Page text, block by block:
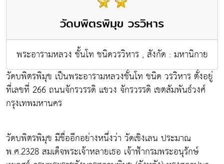
วัดบพิตรพิมุข วรวิหาร
พระอารามหลวง ชั้นโท ชนิดวรวิหาร , สังกัด : มหานิกาย
วัดบพิตรพิมุข เป็นพระอารามหลวงชั้นโท ชนิด วรวิหาร ตั้งอยู่
ที่เลขที่ 266 ถนนจักรวรรดิ แขวง จักรวรรดิ เขตสัมพันธ์วงศ์
กรุงเทพมหานคร
วัดบพิตรพิมุข มีชื่ออีกอย่างหนึ่งว่า วัดเชิงเลน ประมาณ
พ.ศ.2328 สมเด็จพระเจ้าหลายเธอ เจ้าฟ้ากรมพระอนุรักษ์